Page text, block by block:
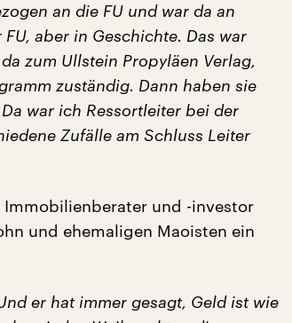
an die FU und war da an
aber in Geschichte. Das war
zum Ullstein Propyläen Verlag,
zuständig. Dann haben sie
war ich Ressortleiter bei der
Zufälle am Schluss Leiter
und -investor
und ehemaligen Maoisten ein
er hat immer gesagt, Geld ist wie